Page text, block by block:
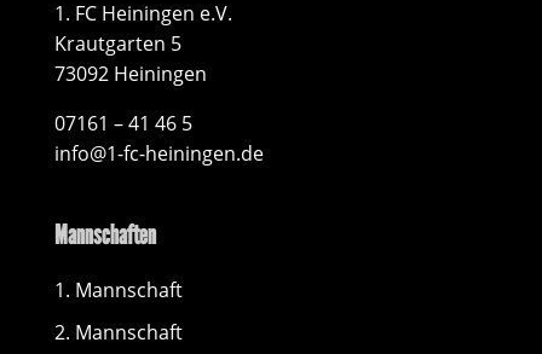
1. FC Heiningen e.V.
Krautgarten 5
73092 Heiningen
07161 – 41 46 5
info@1-fc-heiningen.de
Mannschaften
1. Mannschaft
2. Mannschaft